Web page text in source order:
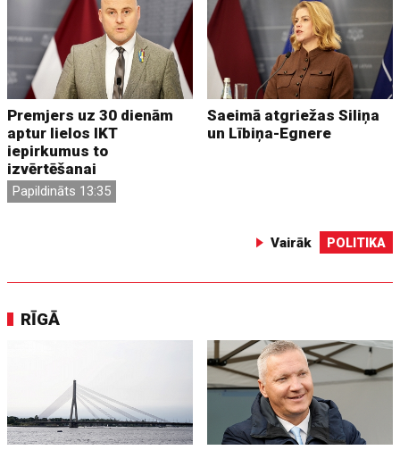
Premjers uz 30 dienām
aptur lielos IKT
iepirkumus to
izvērtēšanai
Papildināts 13:35
Saeimā atgriežas Siliņa
un Lībiņa-Egnere
Vairāk POLITIKA
RĪGĀ